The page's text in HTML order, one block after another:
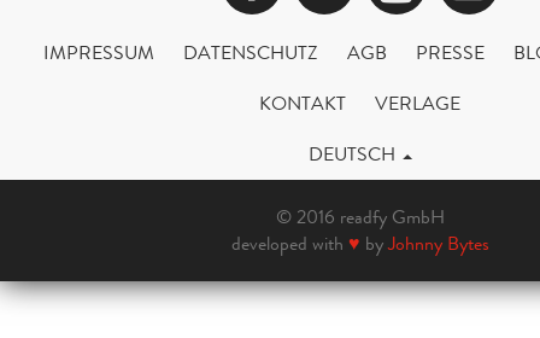
IMPRESSUM DATENSCHUTZ AGB PRESSE
KONTAKT
VERLAGE
DEUTSCH
© 2016 readfy GmbH
developed with ♥ byJohnny Bytes